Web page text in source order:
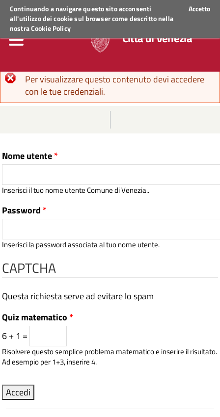
Continuando a navigare questo sito acconsenti
all'utilizzo dei cookie sul browser come descritto nella
nostraCookie Policy
Accetto
Regione Veneto ACCEDI AI SERVIZI
Città di Venezia
Messaggio di errore
Per visualizzare questo contenuto devi accedere
con le tue credenziali.
Nome utente*
Inserisci il tuo nome utente Comune di Venezia..
Password *
Inserisci la password associata al tuo nome utente.
CAPTCHA
Questa richiesta serve ad evitare lo spam
Quiz matematico *
6 + 1 =
Risolvere questo semplice problema matematico e inserire il risultato.
Ad esempio per 1+3, inserire 4.